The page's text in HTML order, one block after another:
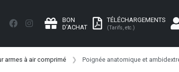
BON
D'ACHAT
TÉLÉCHARGEMENTS
(Tarifs, etc.)
armes à air comprimé Poignée anatomique et